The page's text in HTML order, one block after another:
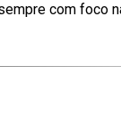
com foco